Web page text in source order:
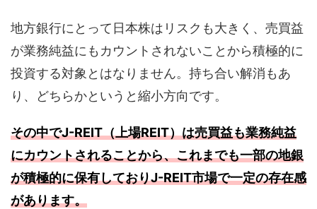
地方銀行にとって日本株はリスクも大きく、売買益
が業務純益にもカウントされないことから積極的に
投資する対象とはなりません。持ち合い解消もあ
り、どちらかというと縮小方向です。
その中でJ-REIT（上場REIT）は売買益も業務純益
にカウントされることから、これまでも一部の地銀
が積極的に保有しておりJ-REIT市場で一定の存在感
があります。